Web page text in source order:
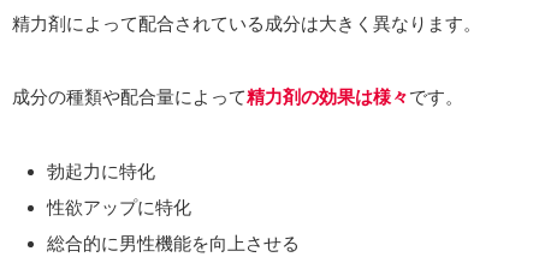
精力剤によって配合されている成分は大きく異なります。
成分の種類や配合量によって精力剤の効果は様々です。
勃起力に特化
性欲アップに特化
総合的に男性機能を向上させる